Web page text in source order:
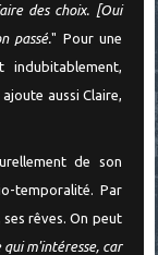
des choix. [Oui
passé." Pour une
indubitablement,
aussi Claire,
de son
temporalité. Par
rêves. On peut
qui m'intéresse, car